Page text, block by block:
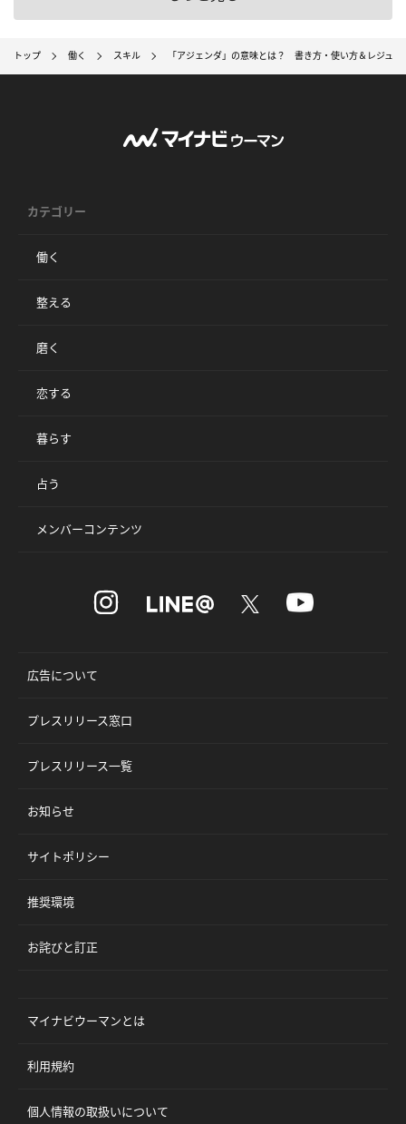
トップ 働く スキル 「アジェンダ」の意味とは？ 書き方・使い方＆レジュメ
カテゴリー
働く
整える
磨く
恋する
暮らす
占う
メンバーコンテンツ
広告について
プレスリリース窓口
プレスリリース一覧
お知らせ
サイトポリシー
推奨環境
お詫びと訂正
マイナビウーマンとは
利用規約
個人情報の取扱いについて